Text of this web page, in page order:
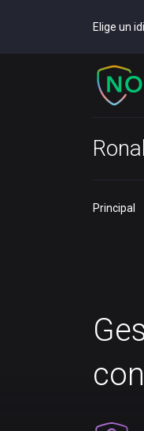
Elige un
Principal